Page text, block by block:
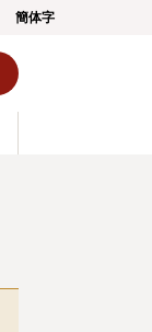
簡体字